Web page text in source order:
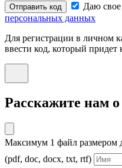
Отправить код Даю свое
персональных данных
Для регистрации в личном
ввести код, который
Расскажите нам о
Максимум 1 файл размером
(pdf, doc, docx, txt, rtf)